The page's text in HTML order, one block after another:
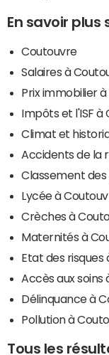
En savoir plus
Coutouvre
Salaires à
Prix immobilier
Impôts et l'ISF à
Climat et
Accidents de la
Classement
Lycée à
Crèches à
Maternités à
Etat des risques
Accès aux soins
Délinquance à
Pollution à
Tous les